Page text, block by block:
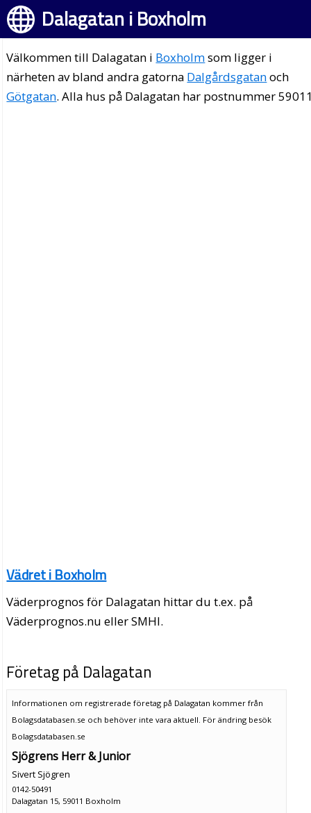
Dalagatan i Boxholm
Välkommen till Dalagatan i Boxholmsom ligger i
närheten av bland andra gatorna Dalgårdsgatanoch
Götgatan. Alla hus på Dalagatan har postnummer
Vädret i Boxholm
Väderprognos för Dalagatan hittar du t.ex. på
Väderprognos.nu eller SMHI.
Företag på Dalagatan
Informationen om registrerade företag på Dalagatan kommer från
Bolagsdatabasen.se och behöver inte vara aktuell. För ändring besök
Bolagsdatabasen.se
Sjögrens Herr & Junior
Sivert Sjögren
0142-50491
Dalagatan 15, 59011 Boxholm